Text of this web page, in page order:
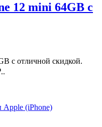
12 mini 64GB с
с отличной скидкой.
(iPhone)